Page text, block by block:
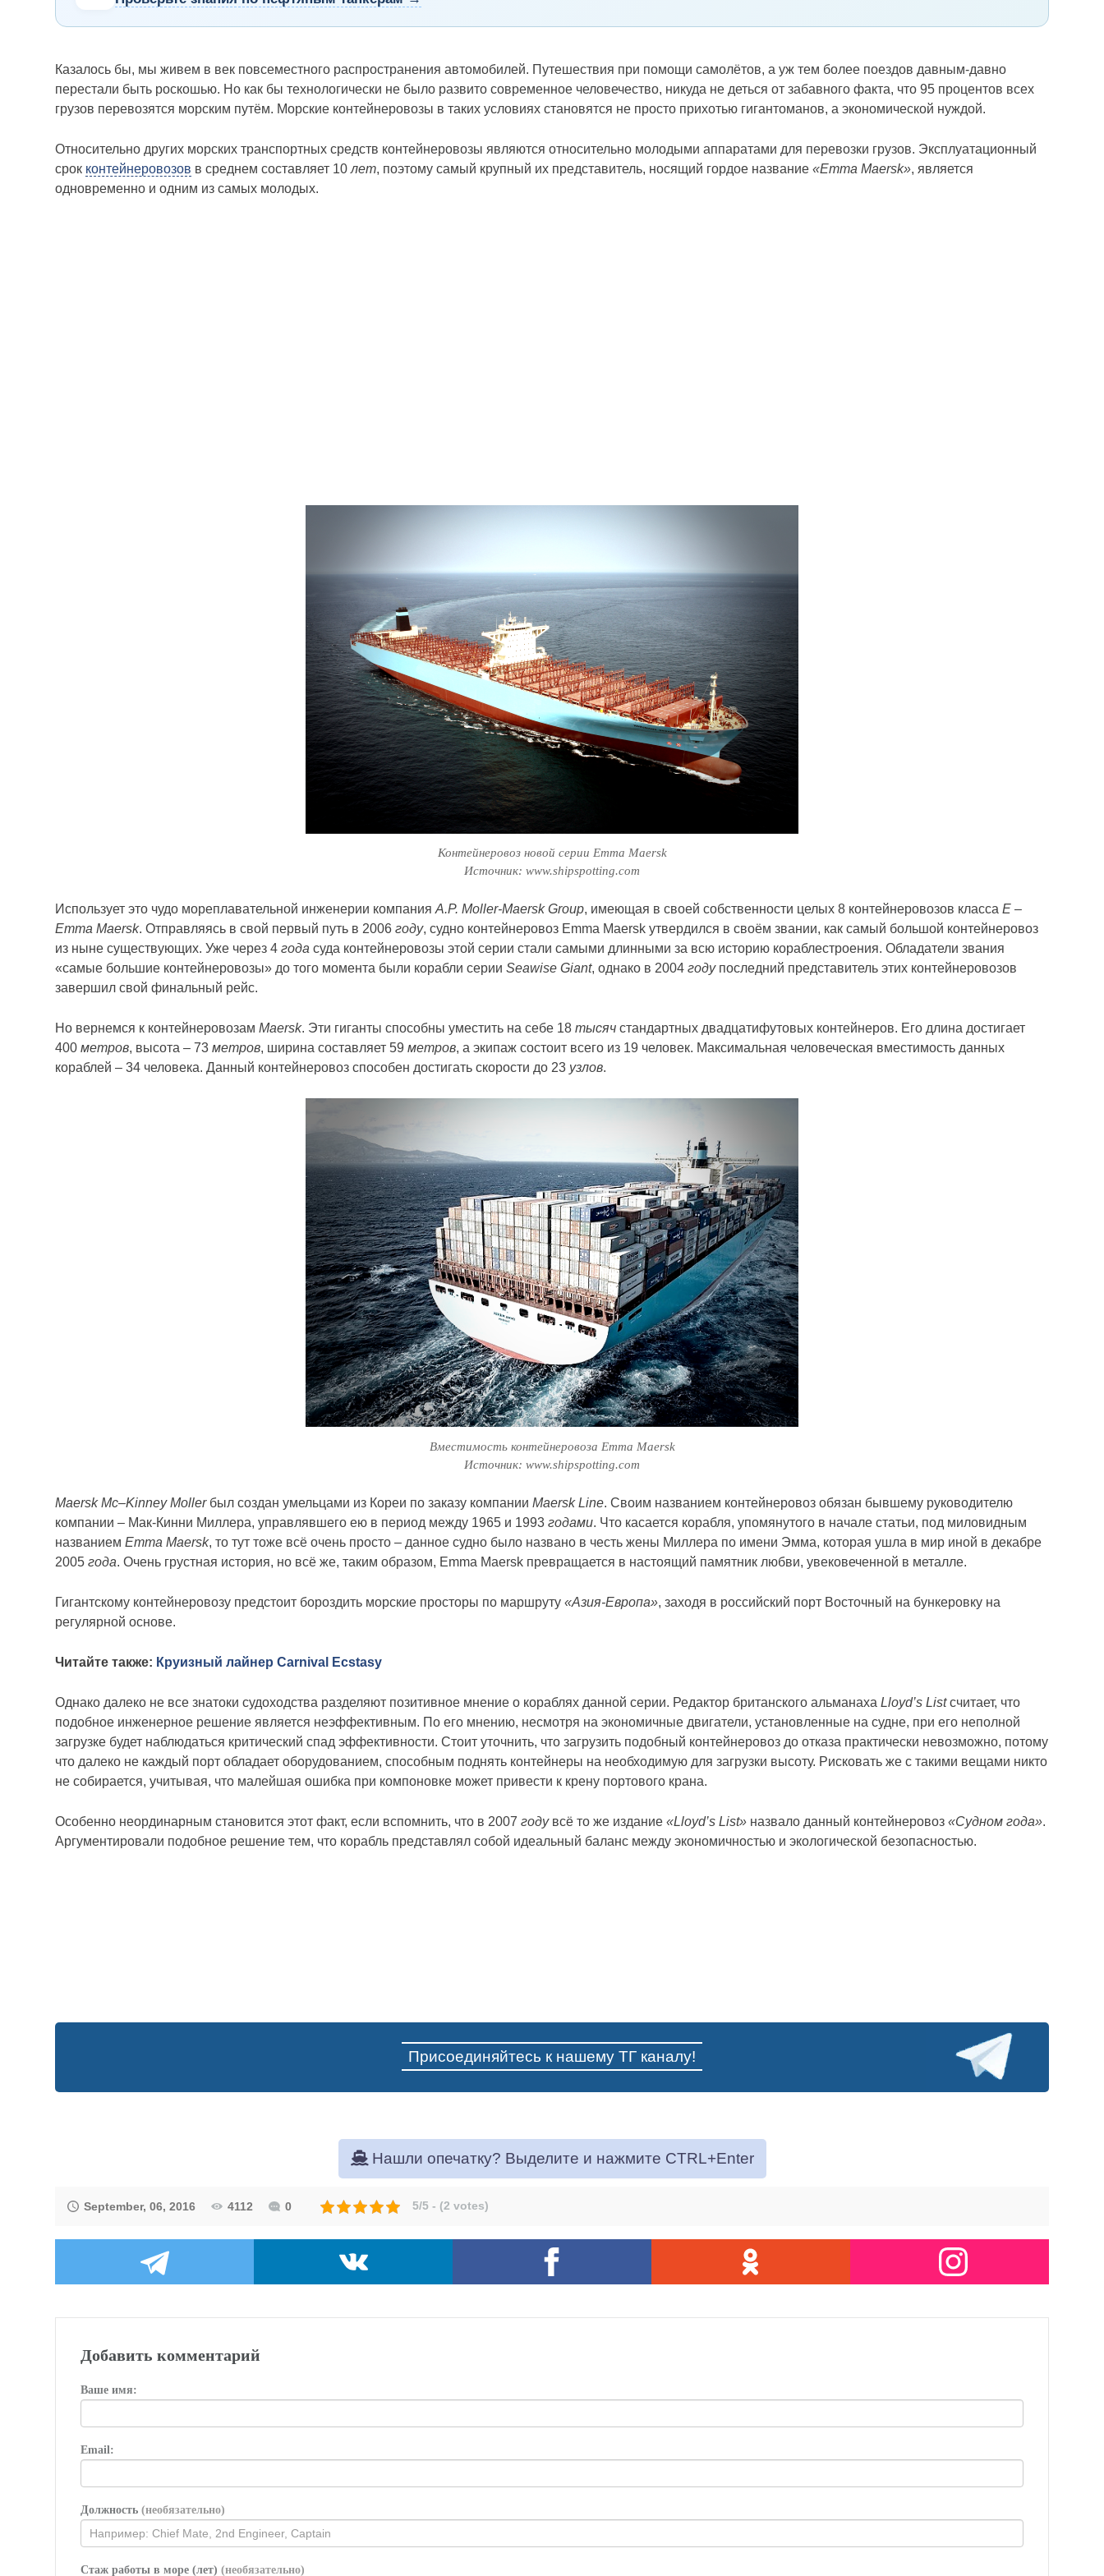
Казалось бы, мы живем в век повсеместного распространения автомобилей. Путешествия при помощи самолётов, а уж тем более поездов давным-давно
перестали быть роскошью. Но как бы технологически не было развито современное человечество, никуда не деться от забавного факта, что 95 процентов всех
грузов перевозятся морским путём. Морские контейнеровозы в таких условиях становятся не просто прихотью гигантоманов, а экономической нуждой.
Относительно других морских транспортных средств контейнеровозы являются относительно молодыми аппаратами для перевозки грузов. Эксплуатационный
срок контейнеровозов в среднем составляет 10лет, поэтому самый крупный их представитель, носящий гордое название«Emma Maersk», является
одновременно и одним из самых молодых.
Контейнеровоз новой серии Emma Maersk
Источник: www.shipspotting.com
Использует это чудо мореплавательной инженерии компанияA.P. Moller-Maersk Group, имеющая в своей собственности целых 8 контейнеровозов классаE –
Emma Maersk. Отправляясь в свой первый путь в 2006году, судно контейнеровоз Emma Maersk утвердился в своём звании, как самый большой контейнеровоз
из ныне существующих. Уже через 4года суда контейнеровозы этой серии стали самыми длинными за всю историю кораблестроения. Обладатели звания
«самые большие контейнеровозы» до того момента были корабли серииSeawise Giant, однако в 2004годупоследний представитель этих контейнеровозов
завершил свой финальный рейс.
Но вернемся к контейнеровозамMaersk. Эти гиганты способны уместить на себе 18тысяч стандартных двадцатифутовых контейнеров. Его длина достигает
400метров, высота – 73метров, ширина составляет 59метров, а экипаж состоит всего из 19 человек. Максимальная человеческая вместимость данных
кораблей – 34 человека. Данный контейнеровоз способен достигать скорости до 23 узлов.
Вместимость контейнеровоза Emma Maersk
Источник: www.shipspotting.com
Maersk Mc–Kinney Mollerбыл создан умельцами из Кореи по заказу компанииMaersk Line. Своим названием контейнеровоз обязан бывшему руководителю
компании – Мак-Кинни Миллера, управлявшего ею в период между 1965 и 1993годами. Что касается корабля, упомянутого в начале статьи, под миловидным
названиемEmma Maersk, то тут тоже всё очень просто – данное судно было названо в честь жены Миллера по имени Эмма, которая ушла в мир иной в декабре
2005года. Очень грустная история, но всё же, таким образом, Emma Maersk превращается в настоящий памятник любви, увековеченной в металле.
Гигантскому контейнеровозу предстоит бороздить морские просторы по маршруту«Азия-Европа», заходя в российский порт Восточный на бункеровку на
регулярной основе.
Читайте также: Круизный лайнер Carnival Ecstasy
Однако далеко не все знатоки судоходства разделяют позитивное мнение о кораблях данной серии. Редактор британского альманахаLloyd’s Listсчитает, что
подобное инженерное решение является неэффективным. По его мнению, несмотря на экономичные двигатели, установленные на судне, при его неполной
загрузке будет наблюдаться критический спад эффективности. Стоит уточнить, что загрузить подобный контейнеровоз до отказа практически невозможно, потому
что далеко не каждый порт обладает оборудованием, способным поднять контейнеры на необходимую для загрузки высоту. Рисковать же с такими вещами никто
не собирается, учитывая, что малейшая ошибка при компоновке может привести к крену портового крана.
Особенно неординарным становится этот факт, если вспомнить, что в 2007годувсё то же издание«Lloyd’s List» назвало данный контейнеровоз«Судном года».
Аргументировали подобное решение тем, что корабль представлял собой идеальный баланс между экономичностью и экологической безопасностью.
Присоединяйтесь к нашему ТГ каналу!
Нашли опечатку? Выделите и нажмите CTRL+Enter
September, 06, 2016 4112 0 5/5 - (2 votes)
Добавить комментарий
Ваше имя:
Email:
Должность(необязательно)
Стаж работы в море (лет)(необязательно)